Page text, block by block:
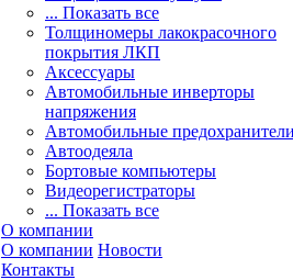
... Показать все
Толщиномеры лакокрасочного
покрытия ЛКП
Аксессуары
Автомобильные инверторы
напряжения
Автомобильные
Автоодеяла
Бортовые компьютеры
Видеорегистраторы
... Показать все
О компании
О компании Новости
Контакты